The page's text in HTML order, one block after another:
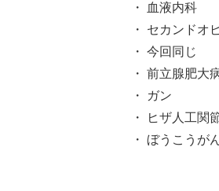
・ 血液内科
・ セカンドオ
・ 今回同じ
・ 前立腺肥大
・ ガン
・ ヒザ人工関
・ ぼうこうが